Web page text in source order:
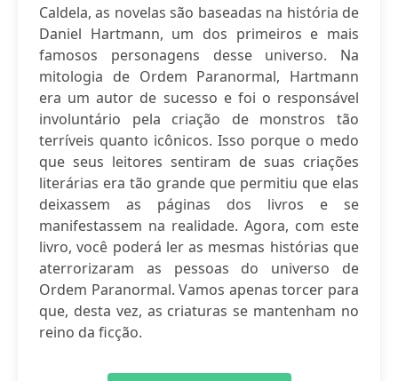
Caldela, as novelas são baseadas na história de
Daniel Hartmann, um dos primeiros e mais
famosos personagens desse universo. Na
mitologia de Ordem Paranormal, Hartmann
era um autor de sucesso e foi o responsável
involuntário pela criação de monstros tão
terríveis quanto icônicos. Isso porque o medo
que seus leitores sentiram de suas criações
literárias era tão grande que permitiu que elas
deixassem as páginas dos livros e se
manifestassem na realidade. Agora, com este
livro, você poderá ler as mesmas histórias que
aterrorizaram as pessoas do universo de
Ordem Paranormal. Vamos apenas torcer para
que, desta vez, as criaturas se mantenham no
reino da ficção.